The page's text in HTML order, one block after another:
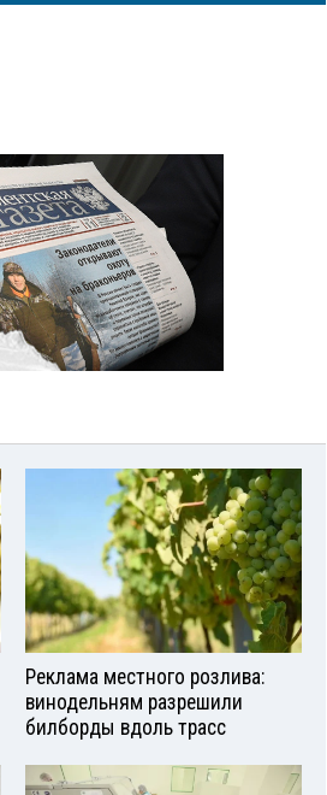
Реклама местного розлива:
винодельням разрешили
билборды вдоль трасс